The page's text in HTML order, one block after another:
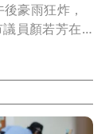
豪雨狂炸，
員顏若芳在
現大同區六
動化防汛系
，第一時間相
管也良好，